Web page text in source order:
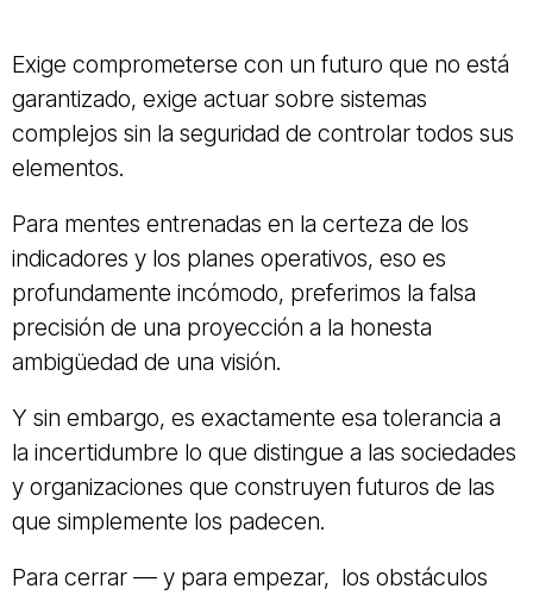
Exige comprometerse con un futuro que no está
garantizado, exige actuar sobre sistemas
complejos sin la seguridad de controlar todos sus
elementos.
Para mentes entrenadas en la certeza de los
indicadores y los planes operativos, eso es
profundamente incómodo, preferimos la falsa
precisión de una proyección a la honesta
ambigüedad de una visión.
Y sin embargo, es exactamente esa tolerancia a
la incertidumbre lo que distingue a las sociedades
y organizaciones que construyen futuros de las
que simplemente los padecen.
Para cerrar — y para empezar, los obstáculos